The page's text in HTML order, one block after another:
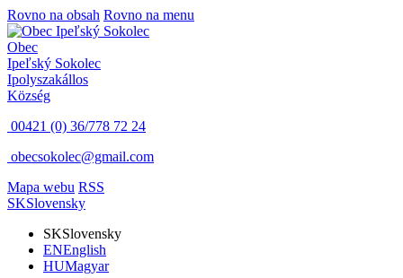
Rovno na obsah Rovno na menu
Obec
Ipeľský Sokolec
Ipolyszakállos
Község
00421 (0) 36/778 72 24
obecsokolec@gmail.com
Mapa webu RSS
SKSlovensky
SKSlovensky
ENEnglish
HUMagyar